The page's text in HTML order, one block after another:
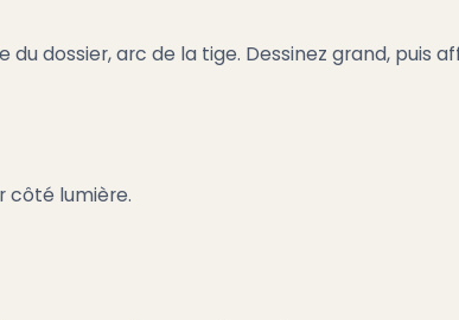
dossier, arc de la tige. Dessinez grand, puis
côté lumière.